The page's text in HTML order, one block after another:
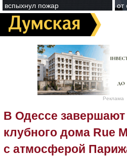
вспыхнул пожар
от
Реклама
В Одессе завершают
клубного дома Rue
с атмосферой